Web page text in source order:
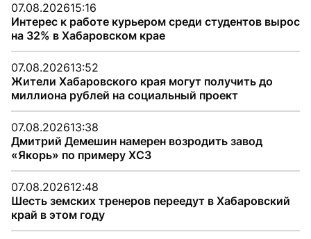
07.08.202615:16
Интерес к работе курьером среди студентов вырос
на 32% в Хабаровском крае
07.08.202613:52
Жители Хабаровского края могут получить до
миллиона рублей на социальный проект
07.08.202613:38
Дмитрий Демешин намерен возродить завод
«Якорь» по примеру ХСЗ
07.08.202612:48
Шесть земских тренеров переедут в Хабаровский
край в этом году